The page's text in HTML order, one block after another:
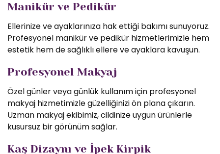
Manikür ve Pedikür
Ellerinize ve ayaklarınıza hak ettiği bakımı sunuyoruz.
Profesyonel manikür ve pedikür hizmetlerimizle hem
estetik hem de sağlıklı ellere ve ayaklara kavuşun.
Profesyonel Makyaj
Özel günler veya günlük kullanım için profesyonel
makyaj hizmetimizle güzelliğinizi ön plana çıkarın.
Uzman makyaj ekibimiz, cildinize uygun ürünlerle
kusursuz bir görünüm sağlar.
Kaş Dizaynı ve İpek Kirpik